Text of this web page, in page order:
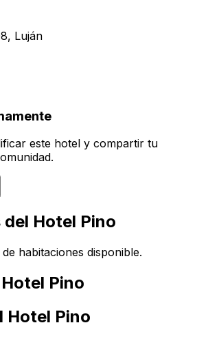
Luján
este hotel y compartir tu
del Hotel Pino
habitaciones disponible.
Hotel Pino
Hotel Pino